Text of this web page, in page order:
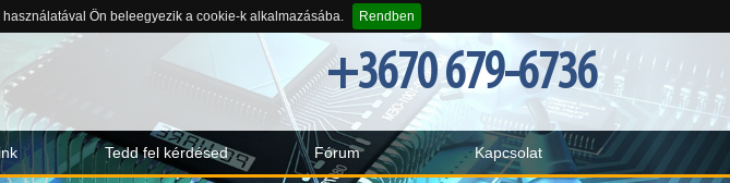
Ön beleegyezik a cookie-k alkalmazásába. Rendben
+3670 679-6736
Tedd fel kérdésed Fórum Kapcsolat